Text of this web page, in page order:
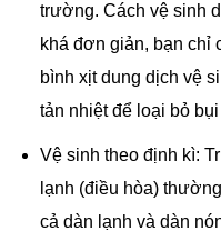
trường. Cách vệ sinh
khá đơn giản, bạn chỉ
bình xịt dung dịch vệ
tản nhiệt để loại bỏ bụi
Vệ sinh theo định kì:
lạnh (điều hòa)
cả dàn lạnh và dàn